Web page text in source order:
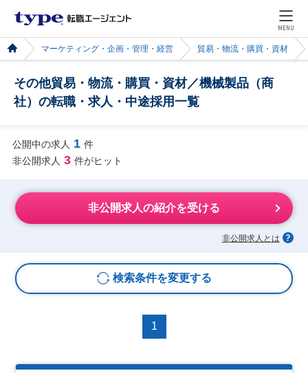
MENU
マーケティング・企画・管理・経営 貿易・物流・購買・資材
その他貿易・物流・購買・資材／機械製品（商
社）の転職・求人・中途採用一覧
公開中の求人 1 件
非公開求人 3 件がヒット
非公開求人の紹介を受ける
非公開求人とは
検索条件を変更する
1